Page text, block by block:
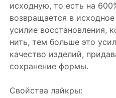
исходную, то есть на
возвращается в
усилие восстановления,
нить, тем больше это
качество изделий,
сохранение формы.
Свойства лайкры: